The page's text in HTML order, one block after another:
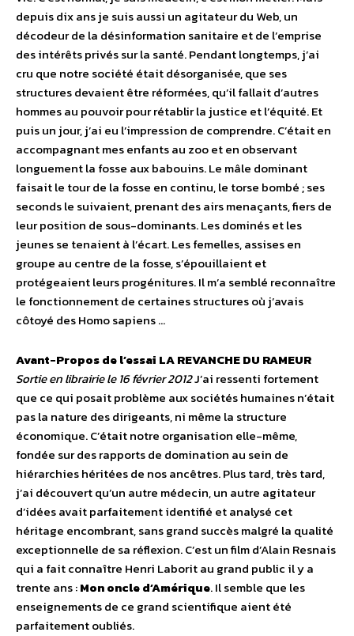
depuis dix ans je suis aussi un agitateur du Web, un
décodeur de la désinformation sanitaire et de l’emprise
des intérêts privés sur la santé. Pendant longtemps, j’ai
cru que notre société était désorganisée, que ses
structures devaient être réformées, qu’il fallait d’autres
hommes au pouvoir pour rétablir la justice et l’équité. Et
puis un jour, j’ai eu l’impression de comprendre. C’était en
accompagnant mes enfants au zoo et en observant
longuement la fosse aux babouins. Le mâle dominant
faisait le tour de la fosse en continu, le torse bombé ; ses
seconds le suivaient, prenant des airs menaçants, fiers de
leur position de sous-dominants. Les dominés et les
jeunes se tenaient à l’écart. Les femelles, assises en
groupe au centre de la fosse, s’épouillaient et
protégeaient leurs progénitures. Il m’a semblé reconnaître
le fonctionnement de certaines structures où j’avais
côtoyé des Homo sapiens …
Avant-Propos de l’essai LA REVANCHE DU RAMEUR
Sortie en librairie le 16 février 2012J’ai ressenti fortement
que ce qui posait problème aux sociétés humaines n’était
pas la nature des dirigeants, ni même la structure
économique. C’était notre organisation elle-même,
fondée sur des rapports de domination au sein de
hiérarchies héritées de nos ancêtres. Plus tard, très tard,
j’ai découvert qu’un autre médecin, un autre agitateur
d’idées avait parfaitement identifié et analysé cet
héritage encombrant, sans grand succès malgré la qualité
exceptionnelle de sa réflexion. C’est un film d’Alain Resnais
qui a fait connaître Henri Laborit au grand public il y a
trente ans :Mon oncle d’Amérique. Il semble que les
enseignements de ce grand scientifique aient été
parfaitement oubliés.